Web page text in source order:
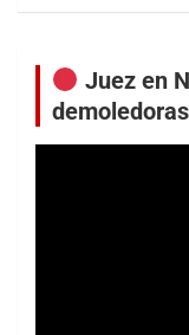
Juez en